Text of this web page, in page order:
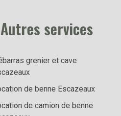
Autres services
grenier et cave
de benne Escazeaux
de camion de benne